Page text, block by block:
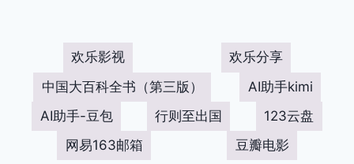
欢乐影视
欢乐分享
中国大百科全书（第三版）
AI助手kimi
AI助手-豆包
行则至出国
123云盘
网易163邮箱
豆瓣电影